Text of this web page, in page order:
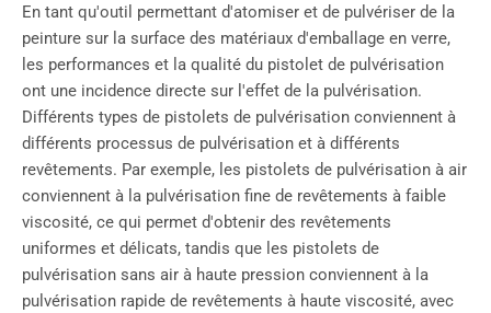
En tant qu'outil permettant d'atomiser et de pulvériser de la
peinture sur la surface des matériaux d'emballage en verre,
les performances et la qualité du pistolet de pulvérisation
ont une incidence directe sur l'effet de la pulvérisation.
Différents types de pistolets de pulvérisation conviennent à
différents processus de pulvérisation et à différents
revêtements. Par exemple, les pistolets de pulvérisation à air
conviennent à la pulvérisation fine de revêtements à faible
viscosité, ce qui permet d'obtenir des revêtements
uniformes et délicats, tandis que les pistolets de
pulvérisation sans air à haute pression conviennent à la
pulvérisation rapide de revêtements à haute viscosité, avec